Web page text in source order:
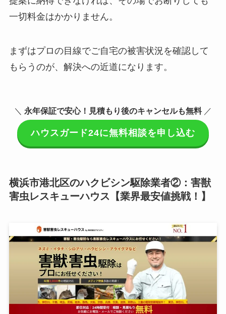
一切料金はかかりません。
まずはプロの目線でご自宅の被害状況を確認して
もらうのが、解決への近道になります。
＼ 永年保証で安心！見積もり後のキャンセルも無料／
ハウスガード24に無料相談を申し込む
横浜市港北区のハクビシン駆除業者②：害獣
害虫レスキューハウス【業界最安値挑戦！】